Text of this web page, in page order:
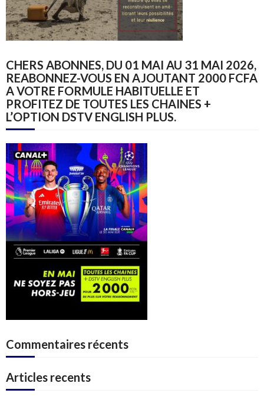
CHERS ABONNES, DU 01 MAI AU 31 MAI 2026,
REABONNEZ-VOUS EN AJOUTANT 2000 FCFA
A VOTRE FORMULE HABITUELLE ET
PROFITEZ DE TOUTES LES CHAINES +
L’OPTION DSTV ENGLISH PLUS.
Commentaires récents
Articles recents